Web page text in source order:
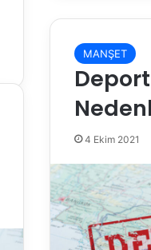
MANŞET
Deport
4 Ekim 2021